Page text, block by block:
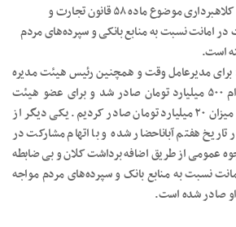
در بانک شده و مشارکت در کلاهبرداری موضوع ماده ۵۸ قانون تجارت و
امانت نسبت به منابع بانکی و سپرده‌های مردم
است.
مدیرعامل وقت و همچنین رئیس هیئت مدیره
قرار وثیقه به میزان هر کدام ۵۰۰ میلیارد تومان صادر شد و برای عضو هیئت
مدیره هم قراره وثیقه‌ای به میزان ۲۰ میلیارد تومان صادر کردیم. یکی دیگر از
هفتم آباناحضار شده و با اتهام مشارکت در
عمومی از طریق اضافه برداشت کلان و بی ضابطه
نسبت به منابع بانک و سپرده‌های مردم مواجه
صادر شده است.